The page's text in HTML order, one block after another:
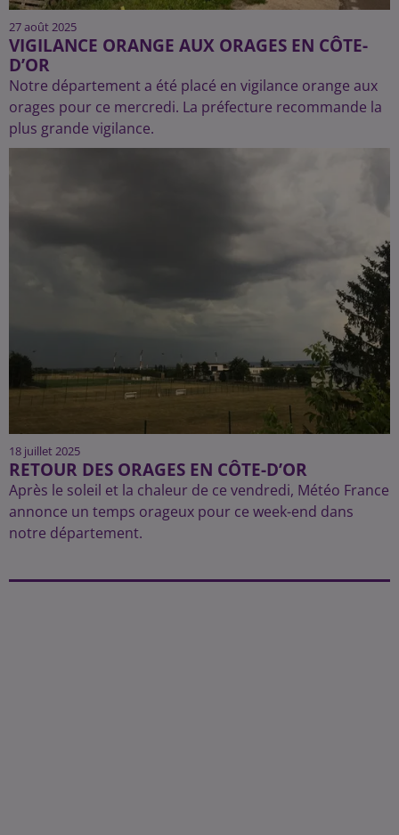
27 août 2025
VIGILANCE ORANGE AUX ORAGES EN CÔTE-
D’OR
Notre département a été placé en vigilance orange aux
orages pour ce mercredi. La préfecture recommande la
plus grande vigilance.
18 juillet 2025
RETOUR DES ORAGES EN CÔTE-D’OR
Après le soleil et la chaleur de ce vendredi, Météo France
annonce un temps orageux pour ce week-end dans
notre département.